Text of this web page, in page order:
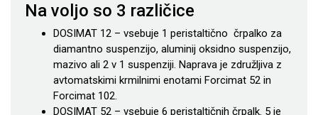
Na voljo so 3 različice
DOSIMAT 12 – vsebuje 1 peristaltično črpalko za
diamantno suspenzijo, aluminij oksidno suspenzijo,
mazivo ali 2 v 1 suspenziji. Naprava je združljiva z
avtomatskimi krmilnimi enotami Forcimat 52 in
Forcimat 102.
DOSIMAT 52 – vsebuje 6 peristaltičnih črpalk. 5 je